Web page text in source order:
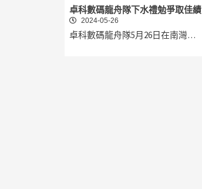
卓科數碼龍舟隊下水禮勉爭取佳績
2024-05-26
卓科數碼龍舟隊5月26日在南灣…